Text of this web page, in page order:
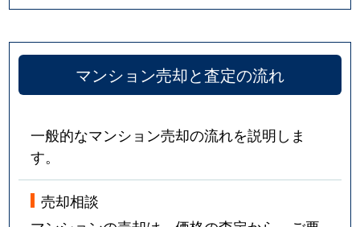
マンション売却と査定の流れ
一般的なマンション売却の流れを説明しま
す。
売却相談